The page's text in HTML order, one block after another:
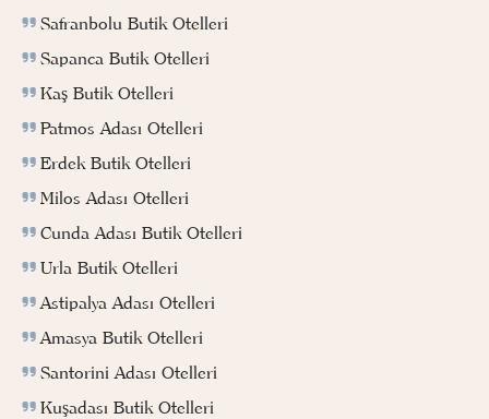
Safranbolu Butik Otelleri
Sapanca Butik Otelleri
Kaş Butik Otelleri
Patmos Adası Otelleri
Erdek Butik Otelleri
Milos Adası Otelleri
Cunda Adası Butik Otelleri
Urla Butik Otelleri
Astipalya Adası Otelleri
Amasya Butik Otelleri
Santorini Adası Otelleri
Kuşadası Butik Otelleri